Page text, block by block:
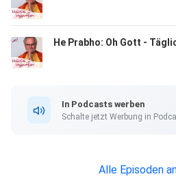
In Podcasts werben
Schalte jetzt Werbung in
Alle Episoden